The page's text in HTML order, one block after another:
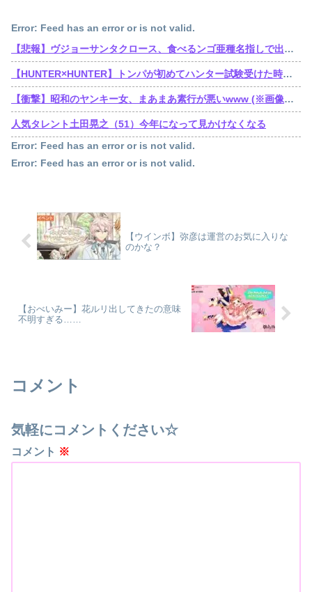
Error: Feed has an error or is not valid.
【悲報】ヴジョーサンタクロース、食べるンゴ亜種名指しで出禁されてた
【HUNTER×HUNTER】トンパが初めてハンター試験受けた時ってゴンより若かったんだね
【衝撃】昭和のヤンキー女、まあまあ素行が悪いwww (※画像あり)
人気タレント土田晃之（51）今年になって見かけなくなる
Error: Feed has an error or is not valid.
Error: Feed has an error or is not valid.
【ウインボ】弥彦は運営のお気に入りな
のかな？
【おべいみー】花ルリ出してきたの意味
不明すぎる……
コメント
気軽にコメントください☆
コメント ※